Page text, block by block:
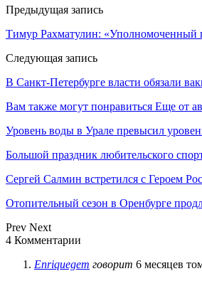
Предыдущая запись
Тимур Рахматулин: «Уполномоченный
Следующая запись
В Санкт-Петербурге власти обязали
Вам также могут понравиться Еще от
Уровень воды в Урале превысил
Большой праздник любительского
Сергей Салмин встретился с Героем
Отопительный сезон в Оренбурге
Prev Next
4 Комментарии
Enriquegem говорит 6 месяцев